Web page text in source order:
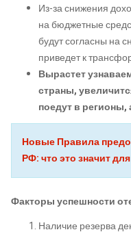
Из-за снижения
на бюджетные
будут согласны на
приведет к
Вырастет
страны,
поедут в регионы,
Новые Правила
РФ: что это значит
Факторы успешности
Наличие резерва